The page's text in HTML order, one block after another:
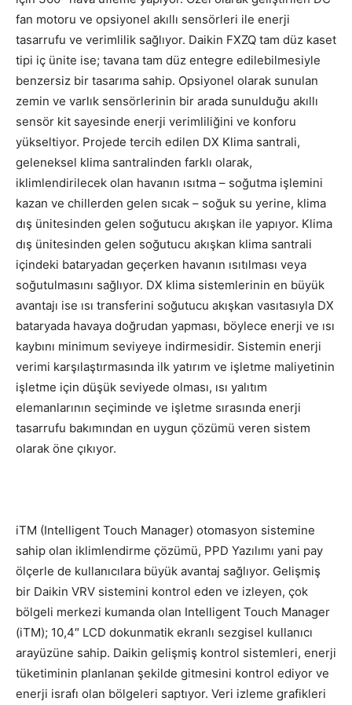
fan motoru ve opsiyonel akıllı sensörleri ile enerji
tasarrufu ve verimlilik sağlıyor. Daikin FXZQ tam düz kaset
tipi iç ünite ise; tavana tam düz entegre edilebilmesiyle
benzersiz bir tasarıma sahip. Opsiyonel olarak sunulan
zemin ve varlık sensörlerinin bir arada sunulduğu akıllı
sensör kit sayesinde enerji verimliliğini ve konforu
yükseltiyor. Projede tercih edilen DX Klima santrali,
geleneksel klima santralinden farklı olarak,
iklimlendirilecek olan havanın ısıtma – soğutma işlemini
kazan ve chillerden gelen sıcak – soğuk su yerine, klima
dış ünitesinden gelen soğutucu akışkan ile yapıyor. Klima
dış ünitesinden gelen soğutucu akışkan klima santrali
içindeki bataryadan geçerken havanın ısıtılması veya
soğutulmasını sağlıyor. DX klima sistemlerinin en büyük
avantajı ise ısı transferini soğutucu akışkan vasıtasıyla DX
bataryada havaya doğrudan yapması, böylece enerji ve ısı
kaybını minimum seviyeye indirmesidir. Sistemin enerji
verimi karşılaştırmasında ilk yatırım ve işletme maliyetinin
işletme için düşük seviyede olması, ısı yalıtım
elemanlarının seçiminde ve işletme sırasında enerji
tasarrufu bakımından en uygun çözümü veren sistem
olarak öne çıkıyor.
iTM (Intelligent Touch Manager) otomasyon sistemine
sahip olan iklimlendirme çözümü, PPD Yazılımı yani pay
ölçerle de kullanıcılara büyük avantaj sağlıyor. Gelişmiş
bir Daikin VRV sistemini kontrol eden ve izleyen, çok
bölgeli merkezi kumanda olan Intelligent Touch Manager
(iTM); 10,4″ LCD dokunmatik ekranlı sezgisel kullanıcı
arayüzüne sahip. Daikin gelişmiş kontrol sistemleri, enerji
tüketiminin planlanan şekilde gitmesini kontrol ediyor ve
enerji israfı olan bölgeleri saptıyor. Veri izleme grafikleri